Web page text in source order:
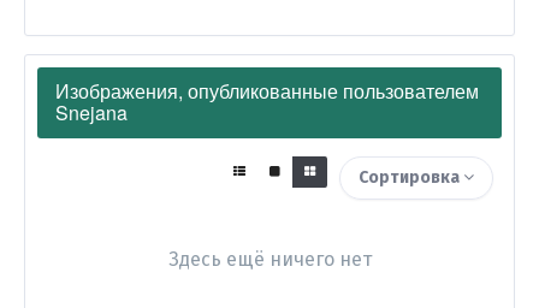
Изображения, опубликованные пользователем
Snejana
Сортировка
Здесь ещё ничего нет